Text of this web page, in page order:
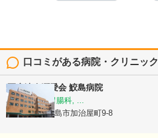
口コミがある病院・クリニック
医療法人潤愛会 鮫島病院
内科, 外科, 胃腸科, ...
鹿児島県鹿児島市加治屋町9-8